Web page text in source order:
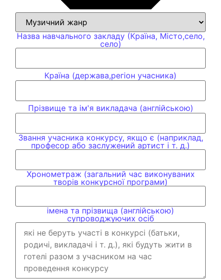
Назва навчального закладу (Країна, Місто,село,
село)
Країна (держава,регіон учасника)
Прізвище та ім'я викладача (англійською)
Звання учасника конкурсу, якщо є (наприклад,
професор або заслужений артист і т. д.)
Хронометраж (загальний час виконуваних
творів конкурсної програми)
імена та прізвища (англійською)
супроводжуючих осіб